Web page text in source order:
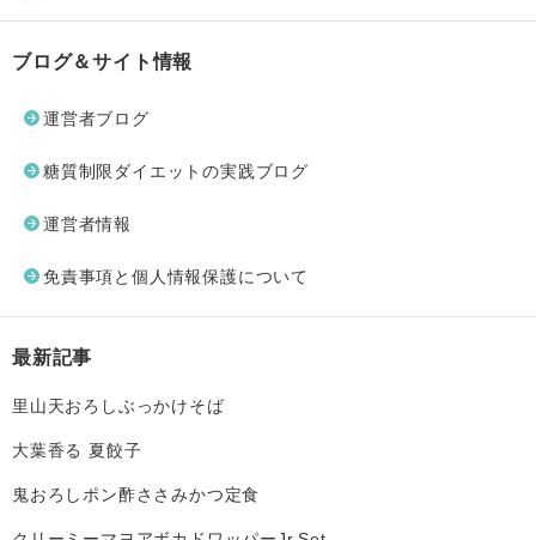
ブログ＆サイト情報
運営者ブログ
糖質制限ダイエットの実践ブログ
運営者情報
免責事項と個人情報保護について
最新記事
里山天おろしぶっかけそば
大葉香る 夏餃子
鬼おろしポン酢ささみかつ定食